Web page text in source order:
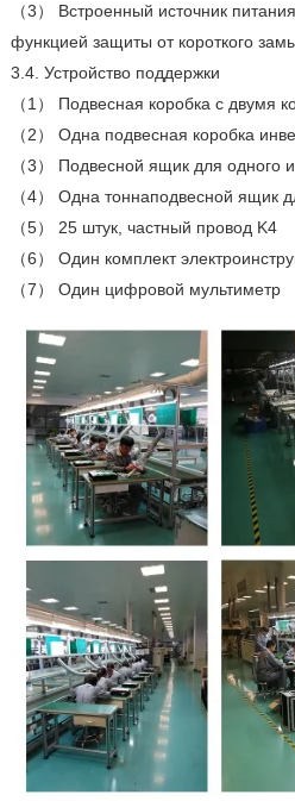
（3） Встроенный источник
функцией защиты от короткого
3.4. Устройство поддержки
（1） Подвесная коробка с двумя
（2） Одна подвесная коробка
（3） Подвесной ящик для одного
（4） Одна тоннаподвесной ящик
（5） 25 штук, частный провод K4
（6） Один комплект
（7） Один цифровой мультиметр